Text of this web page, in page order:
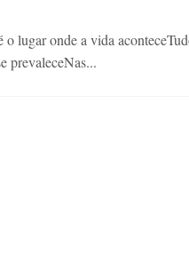
o lugar onde a vida
prevaleceNas...